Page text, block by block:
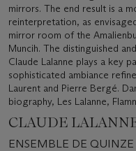
CLAUDE
ENSEMBLE DE